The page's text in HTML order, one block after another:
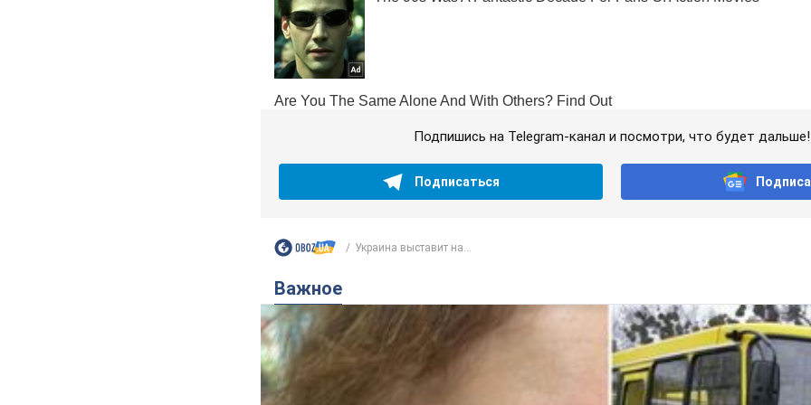
Подпишись на Telegram-канал и посмотри, что будет дальше!
Подписаться
Украина выставит на...
Важное